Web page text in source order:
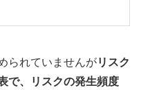
られていませんがリスク
で、リスクの発生頻度